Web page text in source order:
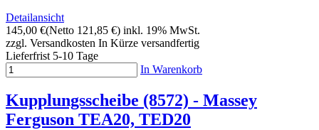
Detailansicht
145,00 €(Netto 121,85 €) inkl. 19% MwSt.
zzgl. Versandkosten In Kürze versandfertig
Lieferfrist 5-10 Tage
In Warenkorb
Kupplungsscheibe (8572) - Massey
Ferguson TEA20, TED20